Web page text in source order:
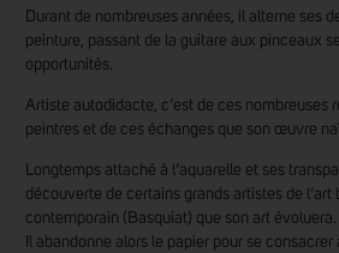
Durant de nombreuses années, il alterne ses
peinture, passant de la guitare aux pinceaux
opportunités.
Artiste autodidacte, c’est de ces nombreuses
peintres et de ces échanges que son œuvre
Longtemps attaché à l’aquarelle et ses
découverte de certains grands artistes de l’art
contemporain (Basquiat) que son art évoluera.
Il abandonne alors le papier pour se